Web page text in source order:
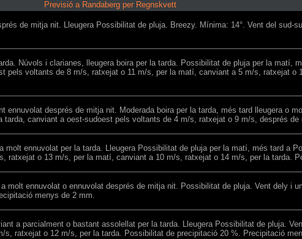
Previsió a Randaberg per Regnskvett
de mitja nit. Lleugera Possibilitat de pluja. Breezy. Mínima: 14°. Vent del
Núvols i clarianes, lleugera boira per la tarda. Possibilitat de pluja per la matí,
pels voltants de 8 m/s, ratxejat o 11 m/s, per la matí, canviant a 5 m/s, ratxejat
ennuvolat després de mitja nit. Moderada boira per la tarda, més tard lleugera o
tarda, canviant a oest-sudoest pels voltants de 4 m/s, ratxejat o 9 m/s, després
molt ennuvolat per la tarda. Lleugera Possibilitat de pluja per la matí, més tard a
ratxejat o 13 m/s, per la matí, canviant a 10 m/s, ratxejat o 14 m/s, per la tarda.
molt ennuvolat o ennuvolat després de mitja nit. Possibilitat de pluja. Vent dely i
menys de 2 mm.
a parcialment o bastant assolellat per la tarda. Lleugera Possibilitat de pluja.
ratxejat o 12 m/s, per la tarda. Possibilitat de precipitació 20 %. Precipitació